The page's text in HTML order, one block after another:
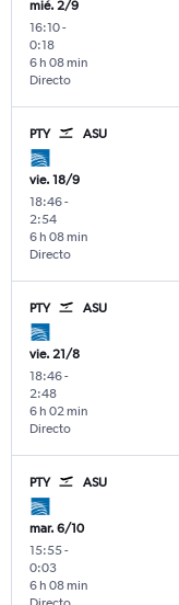
mié. 2/9
16:10-
0:18
Directo
6 h 08 min
PTY ASU
vie. 18/9
18:46-
2:54
Directo
6 h 08 min
PTY ASU
vie. 21/8
18:46-
2:48
Directo
6 h 02 min
PTY ASU
mar. 6/10
15:55-
0:03
6 h 08 min